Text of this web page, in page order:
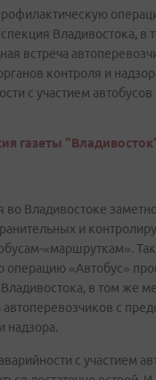
Владивостока, в
встреча
контроля и
с участием
газеты
Владивостоке
и
«маршруткам».
операцию «Автобус»
в том же
автоперевозчиков с
надзора.
с участием